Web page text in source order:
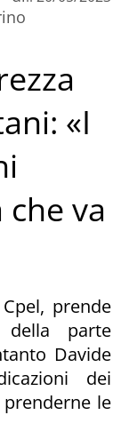
«I
va
prende
della parte
Davide
dei
le